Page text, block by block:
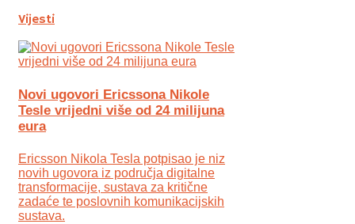
Vijesti
Novi ugovori Ericssona Nikole
Tesle vrijedni više od 24 milijuna
eura
Ericsson Nikola Tesla potpisao je niz
novih ugovora iz područja digitalne
transformacije, sustava za kritične
zadaće te poslovnih komunikacijskih
sustava.